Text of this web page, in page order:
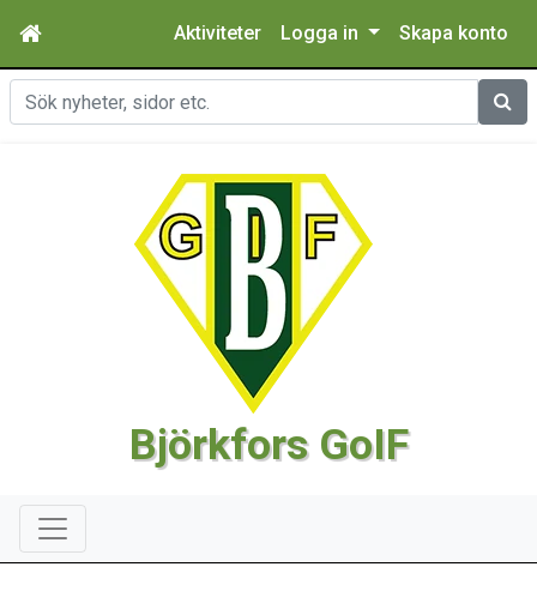
Aktiviteter Logga in Skapa konto
Sök
Björkfors GoIF